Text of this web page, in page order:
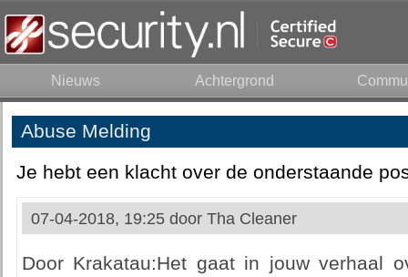
Nieuws Achtergrond
Abuse Melding
Je hebt een klacht over de onderstaande
07-04-2018, 19:25 door Tha Cleaner
Door Krakatau:Het gaat in jouw verhaal